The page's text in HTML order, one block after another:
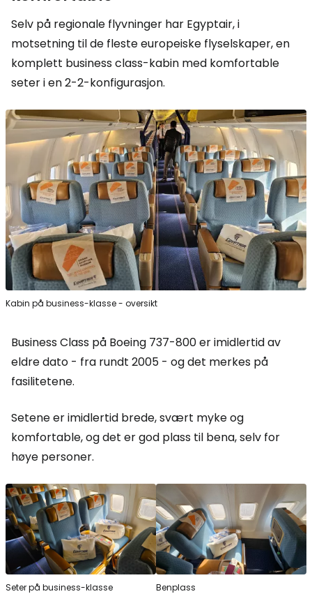
Selv på regionale flyvninger har Egyptair, i
motsetning til de fleste europeiske flyselskaper, en
komplett business class-kabin med komfortable
seter i en 2-2-konfigurasjon.
Kabin på business-klasse - oversikt
Business Class på Boeing 737-800 er imidlertid av
eldre dato - fra rundt 2005 - og det merkes på
fasilitetene.
Setene er imidlertid brede, svært myke og
komfortable, og det er god plass til bena, selv for
høye personer.
Seter på business-klasse Benplass